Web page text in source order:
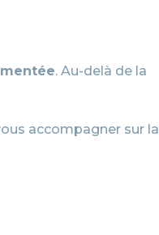
. Au-delà de la
accompagner sur la